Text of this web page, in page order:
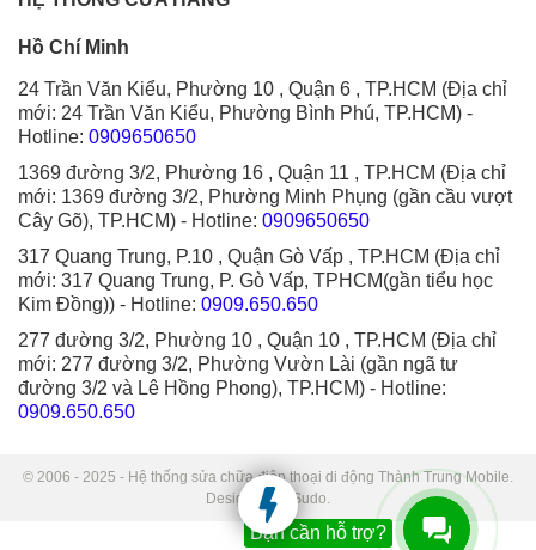
Hồ Chí Minh
24 Trần Văn Kiểu, Phường 10 , Quận 6 , TP.HCM (Địa chỉ
mới: 24 Trần Văn Kiểu, Phường Bình Phú, TP.HCM) -
Hotline: 0909650650
1369 đường 3/2, Phường 16 , Quận 11 , TP.HCM (Địa chỉ
mới: 1369 đường 3/2, Phường Minh Phụng (gần cầu vượt
Cây Gõ), TP.HCM) - Hotline: 0909650650
317 Quang Trung, P.10 , Quận Gò Vấp , TP.HCM (Địa chỉ
mới: 317 Quang Trung, P. Gò Vấp, TPHCM(gần tiểu học
Kim Đồng)) - Hotline: 0909.650.650
277 đường 3/2, Phường 10 , Quận 10 , TP.HCM (Địa chỉ
mới: 277 đường 3/2, Phường Vườn Lài (gần ngã tư
đường 3/2 và Lê Hồng Phong), TP.HCM) - Hotline:
0909.650.650
© 2006 - 2025 - Hệ thống sửa chữa điện thoại di động Thành Trung Mobile.
Designed by Sudo.
Bạn cần hỗ trợ?